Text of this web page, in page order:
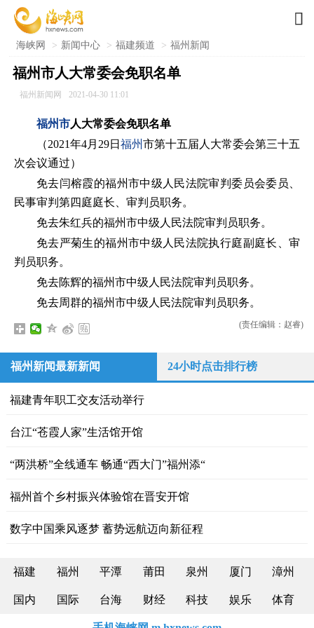

海峡网 > 新闻中心 > 福建频道 > 福州新闻
福州市人大常委会免职名单
福州新闻网 2021-04-30 11:01
福州市人大常委会免职名单
（2021年4月29日 福州市第十五届人大常委会第三十五
次会议通过）
免去闫榕霞的福州市中级人民法院审判委员会委员、
民事审判第四庭庭长、审判员职务。
免去朱红兵的福州市中级人民法院审判员职务。
免去严菊生的福州市中级人民法院执行庭副庭长、审
判员职务。
免去陈辉的福州市中级人民法院审判员职务。
免去周群的福州市中级人民法院审判员职务。
(责任编辑：赵睿)
福州新闻最新新闻 24小时点击排行榜
福建青年职工交友活动举行
台江“苍霞人家”生活馆开馆
“两洪桥”全线通车 畅通“西大门”福州添“
福州首个乡村振兴体验馆在晋安开馆
数字中国乘风逐梦 蓄势远航迈向新征程
福建 福州 平潭 莆田 泉州 厦门 漳州
国内 国际 台海 财经 科技 娱乐 体育